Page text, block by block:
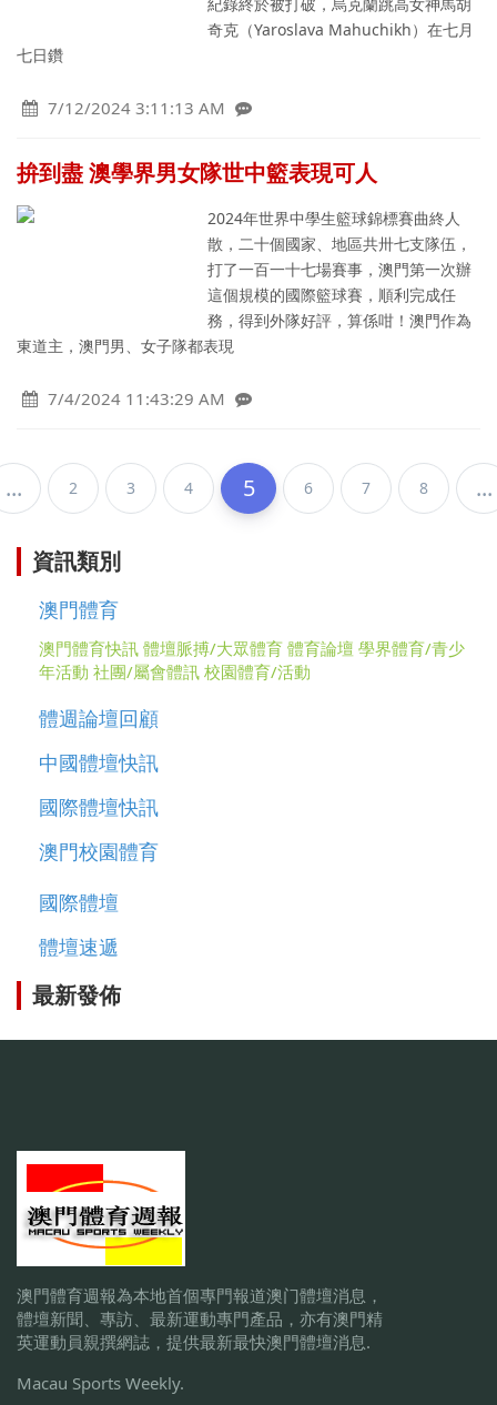
奇克（Yaroslava Mahuchikh）在七月
七日鑽
7/12/2024 3:11:13 AM
拚到盡 澳學界男女隊世中籃表現可人
2024年世界中學生籃球錦標賽曲終人
散，二十個國家、地區共卅七支隊伍，
打了一百一十七場賽事，澳門第一次辦
這個規模的國際籃球賽，順利完成任
務，得到外隊好評，算係咁！澳門作為
東道主，澳門男、女子隊都表現
7/4/2024 11:43:29 AM
... 2 3 4 5 6 7 8 ...
資訊類別
澳門體育
澳門體育快訊 體壇脈搏/大眾體育 體育論壇 學界體育/青少
年活動 社團/屬會體訊 校園體育/活動
體週論壇回顧
中國體壇快訊
國際體壇快訊
澳門校園體育
國際體壇
體壇速遞
最新發佈
澳門體育週報為本地首個專門報道澳门體壇消息，
體壇新聞、專訪、最新運動專門產品，亦有澳門精
英運動員親撰網誌，提供最新最快澳門體壇消息.
Macau Sports Weekly.